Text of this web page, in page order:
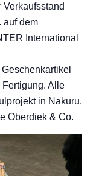
Verkaufsstand
auf dem
International
Alle
in Nakuru.
Oberdiek & Co.